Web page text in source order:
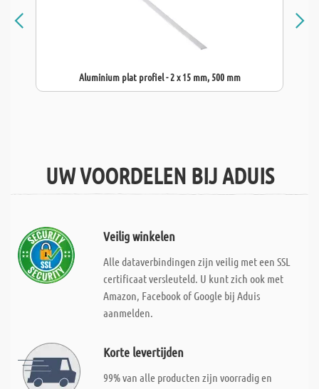
Aluminium plat profiel - 2 x 15 mm, 500 mm
UW VOORDELEN BIJ ADUIS
Veilig winkelen
Alle dataverbindingen zijn veilig met een SSL
certificaat versleuteld. U kunt zich ook met
Amazon, Facebook of Google bij Aduis
aanmelden.
Korte levertijden
99% van alle producten zijn voorradig en